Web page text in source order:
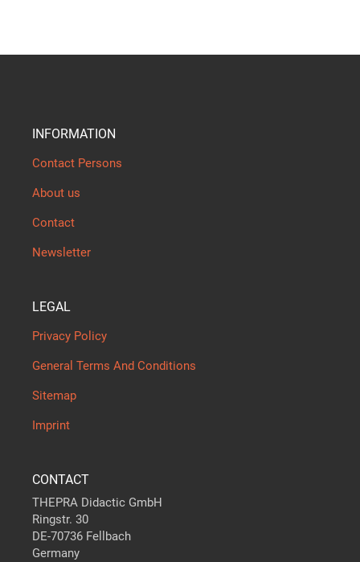
INFORMATION
Contact Persons
About us
Contact
Newsletter
LEGAL
Privacy Policy
General Terms And Conditions
Sitemap
Imprint
CONTACT
THEPRA Didactic GmbH
Ringstr. 30
DE-70736 Fellbach
Germany